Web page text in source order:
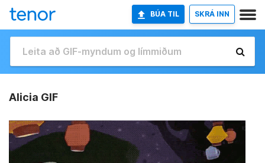
BÚA TIL SKRÁ INN
Alicia GIF